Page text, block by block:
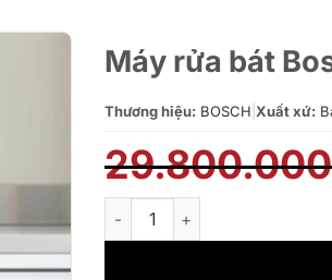
Máy rửa bát
Thương hiệu: BOSCH Xuất xứ:
Máy rửa bát Bosch